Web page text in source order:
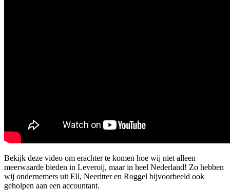
Bekijk deze video om erachter te komen hoe wij niet alleen
meerwaarde bieden in Leveroij, maar in heel Nederland! Zo hebben
wij ondernemers uit Ell, Neeritter en Roggel bijvoorbeeld ook
geholpen aan een accountant.